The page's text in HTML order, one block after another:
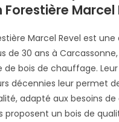
Marcel
Marcel Revel est
de 30 ans à
de bois de chauffage.
décennies leur permet
adapté aux besoins
proposent un bois de